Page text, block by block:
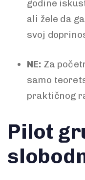
godine
ali žele da
svoj
NE: Za
samo
praktičnog
Pilot